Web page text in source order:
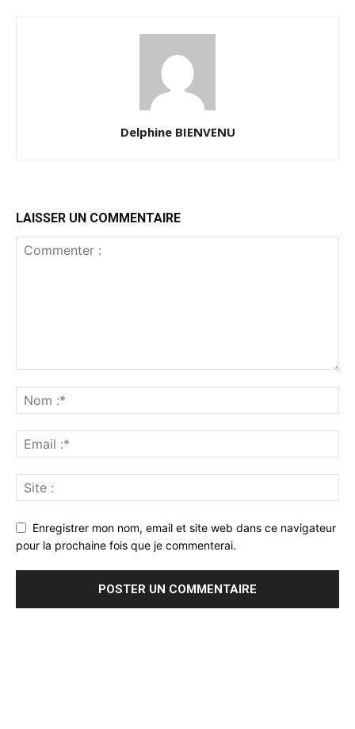
Delphine BIENVENU
LAISSER UN COMMENTAIRE
Enregistrer mon nom, email et site web dans ce navigateur
pour la prochaine fois que je commenterai.